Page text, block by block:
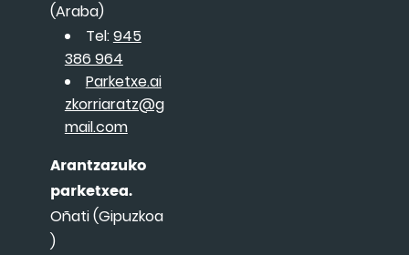
(Araba)
Tel:945
386 964
Parketxe.ai
zkorriaratz@g
mail.com
Arantzazuko
parketxea.
Oñati (Gipuzkoa
)